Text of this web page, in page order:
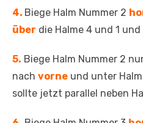
4. Biege Halm Nummer 2
über die Halme 4 und 1 und
5. Biege Halm Nummer 2
nach vorne und unter
sollte jetzt parallel neben